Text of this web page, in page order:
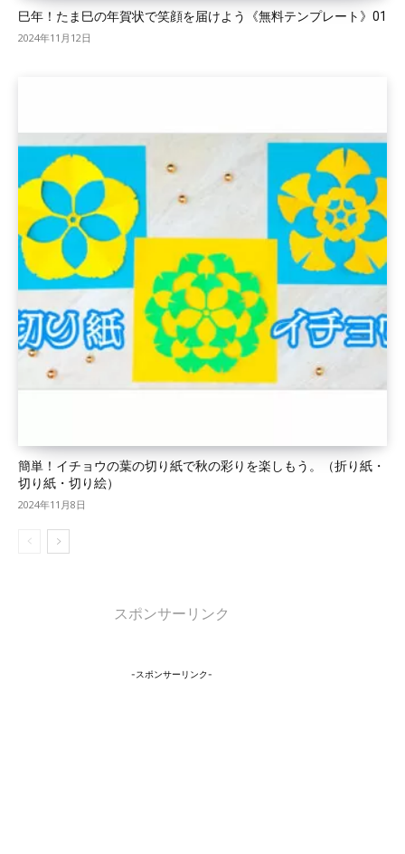
巳年！たま巳の年賀状で笑顔を届けよう《無料テンプレート》01
2024年11月12日
簡単！イチョウの葉の切り紙で秋の彩りを楽しもう。（折り紙・
切り紙・切り絵）
2024年11月8日
スポンサーリンク
-スポンサーリンク-